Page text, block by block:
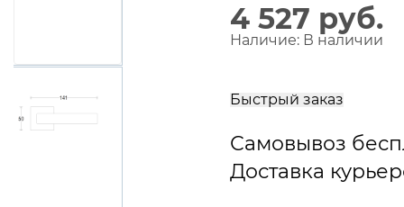
4 527 руб.
Наличие: В наличии
Быстрый заказ
Самовывоз
Доставка